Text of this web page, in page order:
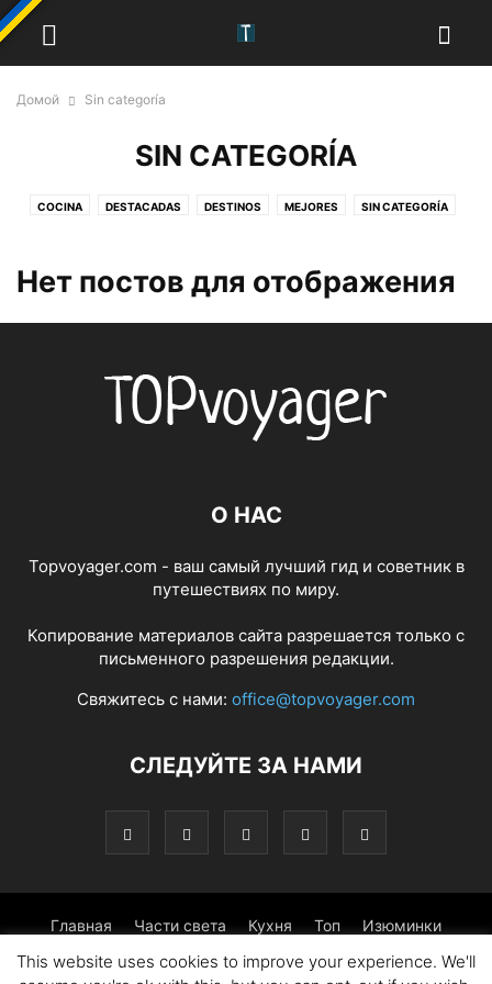
Домой Sin categoría
SIN CATEGORÍA
COCINA DESTACADAS DESTINOS MEJORES SIN CATEGORÍA
Нет постов для отображения
О НАС
Topvoyager.com - ваш самый лучший гид и советник в
путешествиях по миру.
Копирование материалов сайта разрешается только с
письменного разрешения редакции.
Свяжитесь с нами: office@topvoyager.com
СЛЕДУЙТЕ ЗА НАМИ
Главная Части света Кухня Топ Изюминки
Фотопрогулка Традиции Советы
This website uses cookies to improve your experience. We'll